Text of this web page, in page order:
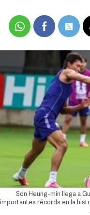
Son Heung-min llega a
importantes récords en la